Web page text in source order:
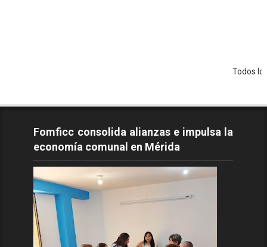
Todos los
Fomficc consolida alianzas e impulsa la
economía comunal en Mérida